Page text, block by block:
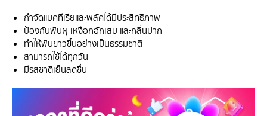
กำจัดแบคทีเรียและพลัคได้มีประสิทธิภาพ
ป้องกันฟันผุ เหงือกอักเสบ และกลิ่นปาก
ทำให้ฟันขาวขึ้นอย่างเป็นธรรมชาติ
สามารถใช้ได้ทุกวัน
มีรสชาติเย็นสดชื่น